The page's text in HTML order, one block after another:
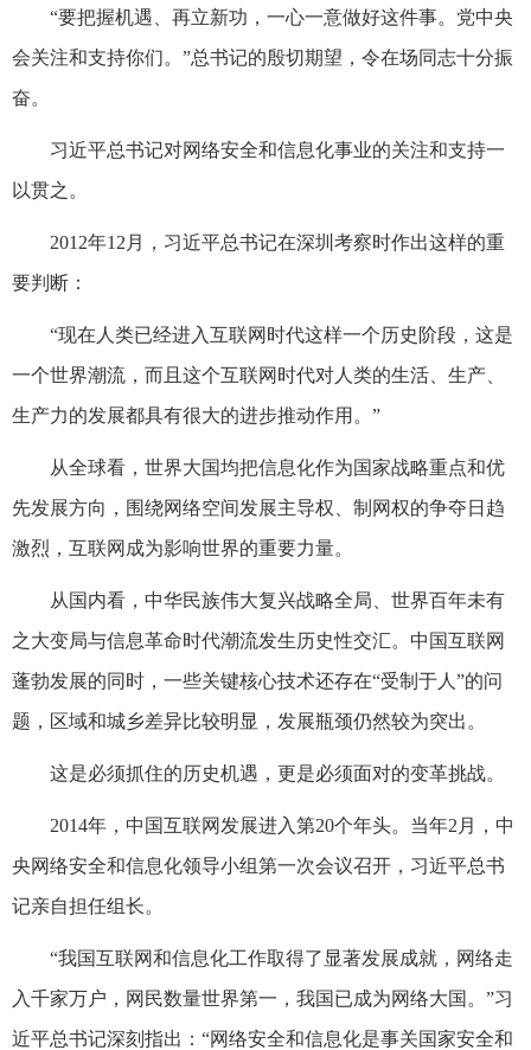
“要把握机遇、再立新功，一心一意做好这件事。党中央
会关注和支持你们。”总书记的殷切期望，令在场同志十分振
奋。
习近平总书记对网络安全和信息化事业的关注和支持一
以贯之。
2012年12月，习近平总书记在深圳考察时作出这样的重
要判断：
“现在人类已经进入互联网时代这样一个历史阶段，这是
一个世界潮流，而且这个互联网时代对人类的生活、生产、
生产力的发展都具有很大的进步推动作用。”
从全球看，世界大国均把信息化作为国家战略重点和优
先发展方向，围绕网络空间发展主导权、制网权的争夺日趋
激烈，互联网成为影响世界的重要力量。
从国内看，中华民族伟大复兴战略全局、世界百年未有
之大变局与信息革命时代潮流发生历史性交汇。中国互联网
蓬勃发展的同时，一些关键核心技术还存在“受制于人”的问
题，区域和城乡差异比较明显，发展瓶颈仍然较为突出。
这是必须抓住的历史机遇，更是必须面对的变革挑战。
2014年，中国互联网发展进入第20个年头。当年2月，中
央网络安全和信息化领导小组第一次会议召开，习近平总书
记亲自担任组长。
“我国互联网和信息化工作取得了显著发展成就，网络走
入千家万户，网民数量世界第一，我国已成为网络大国。”习
近平总书记深刻指出：“网络安全和信息化是事关国家安全和